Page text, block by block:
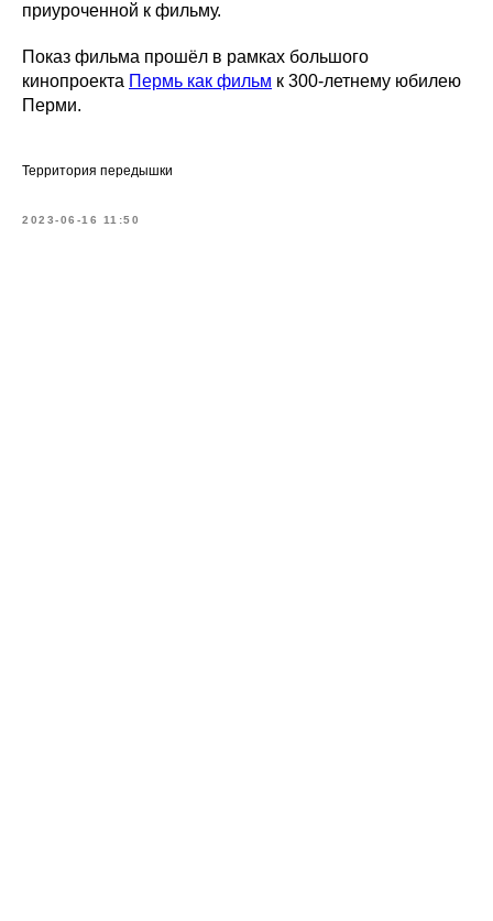
приуроченной к фильму.
Показ фильма прошёл в рамках большого
кинопроекта Пермь как фильм к 300-летнему юбилею
Перми.
Территория передышки
2023-06-16 11:50